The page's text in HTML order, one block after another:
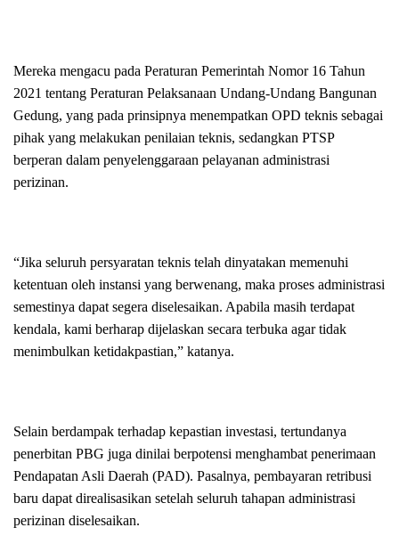
Mereka mengacu pada Peraturan Pemerintah Nomor 16 Tahun
2021 tentang Peraturan Pelaksanaan Undang-Undang Bangunan
Gedung, yang pada prinsipnya menempatkan OPD teknis sebagai
pihak yang melakukan penilaian teknis, sedangkan PTSP
berperan dalam penyelenggaraan pelayanan administrasi
perizinan.
“Jika seluruh persyaratan teknis telah dinyatakan memenuhi
ketentuan oleh instansi yang berwenang, maka proses administrasi
semestinya dapat segera diselesaikan. Apabila masih terdapat
kendala, kami berharap dijelaskan secara terbuka agar tidak
menimbulkan ketidakpastian,” katanya.
Selain berdampak terhadap kepastian investasi, tertundanya
penerbitan PBG juga dinilai berpotensi menghambat penerimaan
Pendapatan Asli Daerah (PAD). Pasalnya, pembayaran retribusi
baru dapat direalisasikan setelah seluruh tahapan administrasi
perizinan diselesaikan.